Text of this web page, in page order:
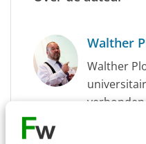
Walther
Walther